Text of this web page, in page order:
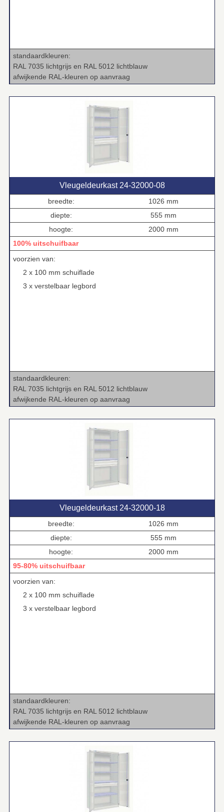
standaardkleuren:
RAL 7035 lichtgrijs en RAL 5012 lichtblauw
afwijkende RAL‑kleuren op aanvraag
Vleugeldeurkast 24‑32000‑08
breedte:
1026 mm
diepte:
555 mm
hoogte:
2000 mm
100% uitschuifbaar
voorzien van:
2 x 100 mm schuiflade
3 x verstelbaar legbord
standaardkleuren:
RAL 7035 lichtgrijs en RAL 5012 lichtblauw
afwijkende RAL‑kleuren op aanvraag
Vleugeldeurkast 24‑32000‑18
breedte:
1026 mm
diepte:
555 mm
hoogte:
2000 mm
95-80% uitschuifbaar
voorzien van:
2 x 100 mm schuiflade
3 x verstelbaar legbord
standaardkleuren:
RAL 7035 lichtgrijs en RAL 5012 lichtblauw
afwijkende RAL‑kleuren op aanvraag